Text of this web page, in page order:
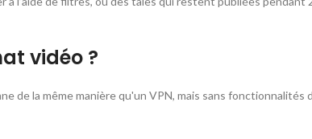
vidéo ?
de la même manière qu'un VPN, mais sans